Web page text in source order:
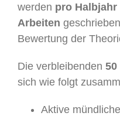
werden pro
Arbeiten
Bewertung der
Die verbleibenden 50
sich wie folgt
Aktive